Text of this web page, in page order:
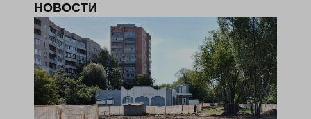
НОВОСТИ